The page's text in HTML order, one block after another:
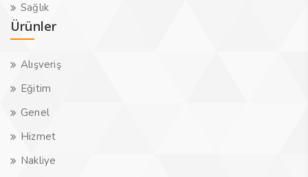
Sağlık
Ürünler
Alışveriş
Eğitim
Genel
Hizmet
Nakliye